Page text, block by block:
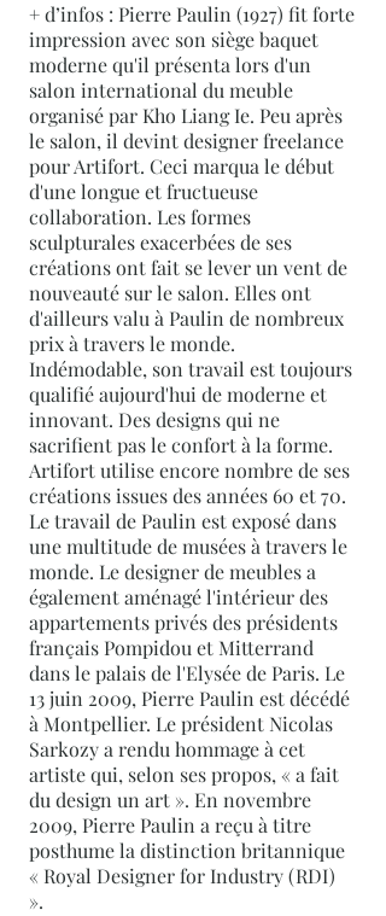
+ d’infos : Pierre Paulin (1927) fit forte
impression avec son siège baquet
moderne qu'il présenta lors d'un
salon international du meuble
organisé par Kho Liang Ie. Peu après
le salon, il devint designer freelance
pour Artifort. Ceci marqua le début
d'une longue et fructueuse
collaboration. Les formes
sculpturales exacerbées de ses
créations ont fait se lever un vent de
nouveauté sur le salon. Elles ont
d'ailleurs valu à Paulin de nombreux
prix à travers le monde.
Indémodable, son travail est toujours
qualifié aujourd'hui de moderne et
innovant. Des designs qui ne
sacrifient pas le confort à la forme.
Artifort utilise encore nombre de ses
créations issues des années 60 et 70.
Le travail de Paulin est exposé dans
une multitude de musées à travers le
monde. Le designer de meubles a
également aménagé l'intérieur des
appartements privés des présidents
français Pompidou et Mitterrand
dans le palais de l'Elysée de Paris. Le
13 juin 2009, Pierre Paulin est décédé
à Montpellier. Le président Nicolas
Sarkozy a rendu hommage à cet
artiste qui, selon ses propos, « a fait
du design un art ». En novembre
2009, Pierre Paulin a reçu à titre
posthume la distinction britannique
« Royal Designer for Industry (RDI)
».